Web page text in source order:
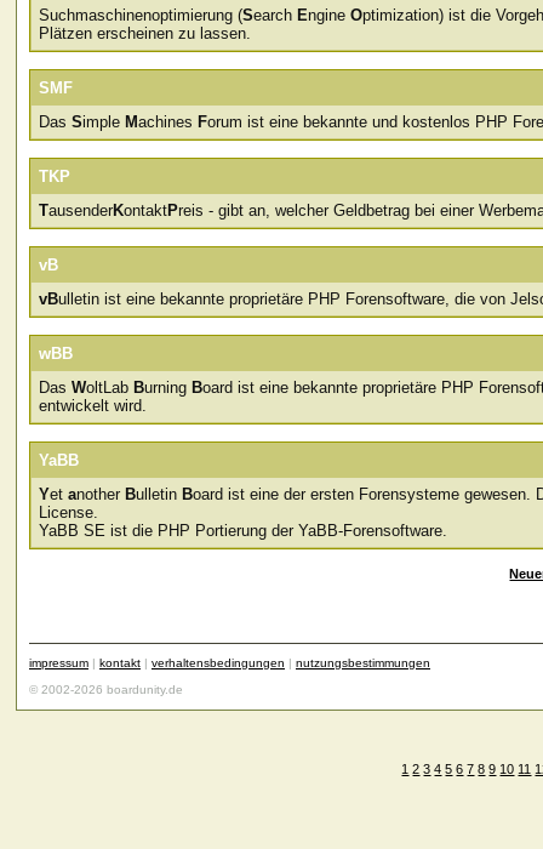
Suchmaschinenoptimierung (Search Engine Optimization) ist die
Plätzen erscheinen zu lassen.
SMF
Das Simple Machines Forum ist eine bekannte und kostenlos PHP
TKP
TausenderKontaktPreis - gibt an, welcher Geldbetrag bei einer
vB
vBulletin ist eine bekannte proprietäre PHP Forensoftware, die von
wBB
Das WoltLab Burning Board ist eine bekannte proprietäre PHP
entwickelt wird.
YaBB
Yet another Bulletin Board ist eine der ersten Forensysteme gewesen.
License.
YaBB SE ist die PHP Portierung der YaBB-Forensoftware.
impressum | kontakt | verhaltensbedingungen | nutzungsbestimmungen
© 2002-2026 boardunity.de
1 2 3 4 5 6 7 8 9 10 11